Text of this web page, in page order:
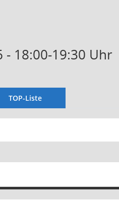
- 18:00-19:30 Uhr
TOP-Liste